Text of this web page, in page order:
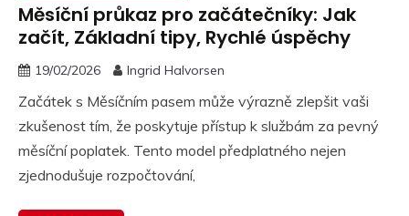
Měsíční průkaz pro začátečníky: Jak
začít, Základní tipy, Rychlé úspěchy
19/02/2026 Ingrid Halvorsen
Začátek s Měsíčním pasem může výrazně zlepšit vaši
zkušenost tím, že poskytuje přístup k službám za pevný
měsíční poplatek. Tento model předplatného nejen
zjednodušuje rozpočtování,